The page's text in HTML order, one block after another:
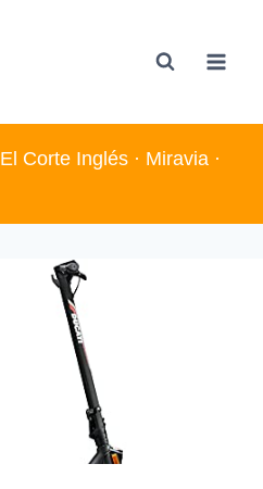
El Corte Inglés · Miravia ·